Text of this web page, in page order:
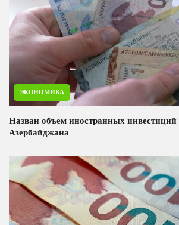
ЭКОНОМИКА
Назван объем иностранных
Азербайджана